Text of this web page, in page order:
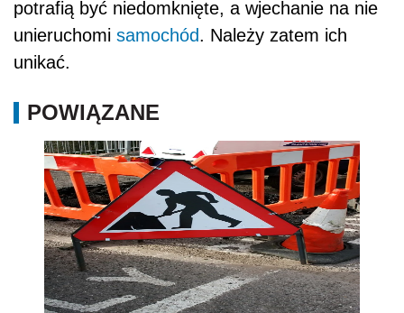
potrafią być niedomknięte, a wjechanie na nie
unieruchomi samochód. Należy zatem ich
unikać.
POWIĄZANE